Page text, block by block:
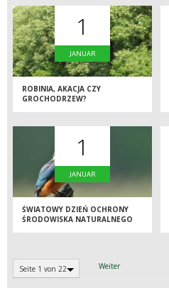
1
JANUAR
ROBINIA, AKACJA CZY
GROCHODRZEW?
1
JANUAR
ŚWIATOWY DZIEŃ OCHRONY
ŚRODOWISKA NATURALNEGO
Seite 1 von 22 Weiter